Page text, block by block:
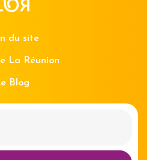
du site
La Réunion
Blog